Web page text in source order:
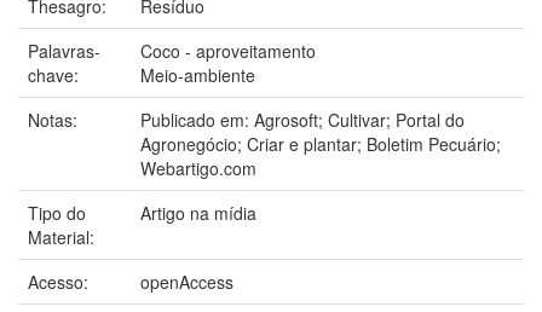
Thesagro:
Resíduo
Palavras-
chave:
Coco - aproveitamento
Meio-ambiente
Notas:
Publicado em: Agrosoft; Cultivar; Portal do
Agronegócio; Criar e plantar; Boletim Pecuário;
Webartigo.com
Tipo do
Material:
Artigo na mídia
Acesso:
openAccess